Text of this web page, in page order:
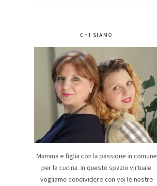
CHI SIAMO
Mamma e figlia con la passione in comune
per la cucina. In questo spazio virtuale
vogliamo condividere con voi le nostre